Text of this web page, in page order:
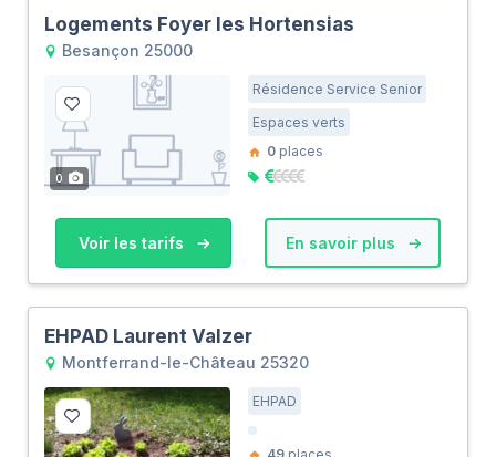
Logements Foyer les Hortensias
Besançon 25000
0
Résidence Service Senior
Espaces verts
0 places
Voir les tarifs En savoir plus
EHPAD Laurent Valzer
Montferrand-le-Château 25320
EHPAD